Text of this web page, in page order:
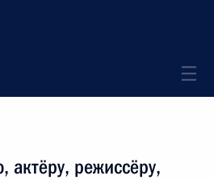
актёру, режиссёру,